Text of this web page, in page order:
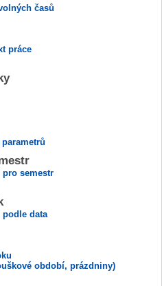
časů
práce
semestr
data
období, prázdniny)